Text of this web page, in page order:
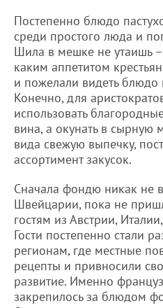
Постепенно блюдо
среди простого люда и
Шила в мешке не утаишь –
каким аппетитом
и пожелали видеть блюдо
Конечно, для
использовать
вина, а окунать в сырную
вида свежую выпечку,
ассортимент закусок.
Сначала фондю никак не
Швейцарии, пока не
гостям из Австрии,
Гости постепенно стали
регионам, где местные
рецепты и привносили
развитие. Именно
закрепилось за блюдом